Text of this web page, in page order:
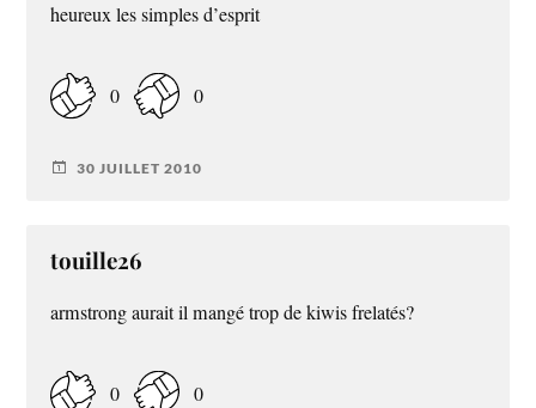
heureux les simples d’esprit
0 0
30 JUILLET 2010
touille26
armstrong aurait il mangé trop de kiwis frelatés?
0 0